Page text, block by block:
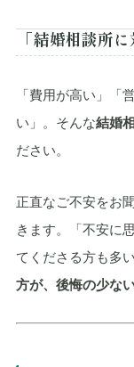
「結婚相談所
「費用が高い」「
い」。そんな結婚
ださい。
正直なご不安をお
きます。「不安に
てくださる方も多
方が、後悔の少な